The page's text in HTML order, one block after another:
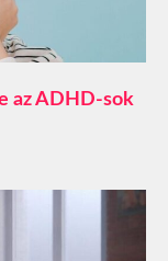
az ADHD-sok